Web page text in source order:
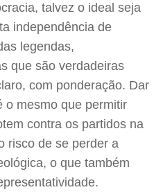
talvez o ideal seja
independência de
legendas,
que são verdadeiras
com ponderação. Dar
o mesmo que permitir
contra os partidos na
risco de se perder a
o que também